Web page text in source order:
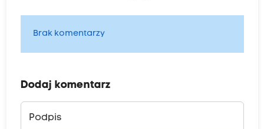
Brak komentarzy
Dodaj komentarz
Podpis